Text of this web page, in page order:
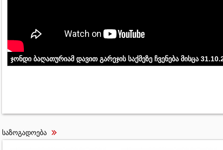
ჯონდი ბაღათურიამ დავით გარეჯის საქმეზე ჩვენება მისცა
საზოგადოება